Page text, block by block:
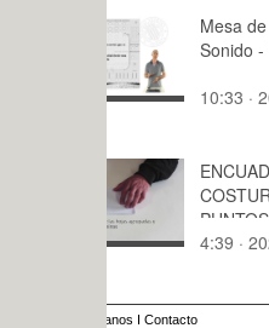
Mesa de Mezclas de
Sonido - Módulos
10:33 · 2015
ENCUADERNACIÓN
COSTURA TRES
PUNTOS
4:39 · 2021